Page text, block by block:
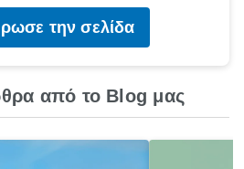
την σελίδα
από το Blog μας